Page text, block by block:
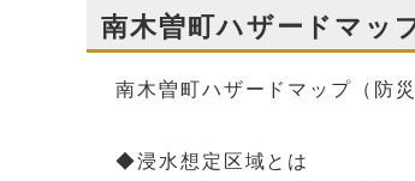
南木曽町ハザードマッ
南木曽町ハザードマップ（防
◆浸水想定区域とは